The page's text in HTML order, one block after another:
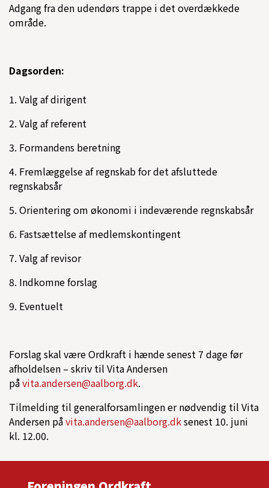
Adgang fra den udendørs trappe i det overdækkede
område.
Dagsorden:
1. Valg af dirigent
2. Valg af referent
3. Formandens beretning
4. Fremlæggelse af regnskab for det afsluttede
regnskabsår
5. Orientering om økonomi i indeværende regnskabsår
6. Fastsættelse af medlemskontingent
7. Valg af revisor
8. Indkomne forslag
9. Eventuelt
Forslag skal være Ordkraft i hænde senest 7 dage før
afholdelsen – skriv til Vita Andersen
påvita.andersen@aalborg.dk.
Tilmelding til generalforsamlingen er nødvendig til Vita
Andersen påvita.andersen@aalborg.dksenest 10. juni
kl. 12.00.